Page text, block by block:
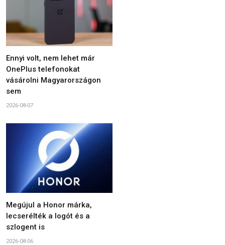
Ennyi volt, nem lehet már
OnePlus telefonokat
vásárolni Magyarországon
sem
2026-08-07
Megújul a Honor márka,
lecserélték a logót és a
szlogent is
2026-08-06